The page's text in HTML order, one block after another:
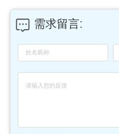
需求留言: